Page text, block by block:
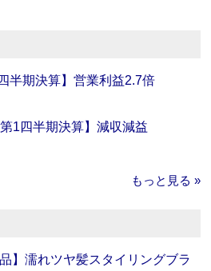
半期決算】営業利益2.7倍
1四半期決算】減収減益
もっと見る »
品】濡れツヤ髪スタイリングブラ